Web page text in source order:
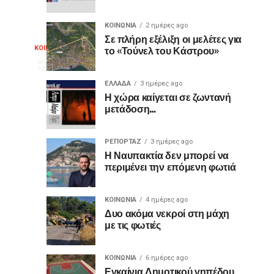
ΚΟΙΝΩΝΙΑ
9
ώρες
ago
Θερμό
χειροκρότημα
για
τον
«Ίωνα»
στο
Κάστρο
της
Με
μεγάλη
επιτυχία
πραγματοποιήθηκε
την
Τετάρτη,
Αυγούστου
2026,
στο
Κάστρο
της
Ναυπάκτου,
θεατρική
παράσταση «Ίων
του
Μπότσαρη
διακεκριμένος
κιθαριστής
Δημήτρης
Σουκαράς
Ναύπακτο
2026 ΚΟΙΝΩΝΙΑ 2 ημέρες ago
Σε πλήρη εξέλιξη οι μελέτες για
το «Τούνελ του Κάστρου»
ΕΛΛΑΔΑ 3 ημέρες ago
Η χώρα καίγεται σε ζωντανή
μετάδοση…
ΡΕΠΟΡΤΑΖ 3 ημέρες ago
Η Ναυπακτία δεν μπορεί να
περιμένει την επόμενη φωτιά
ΚΟΙΝΩΝΙΑ 4 ημέρες ago
Δυο ακόμα νεκροί στη μάχη
με τις φωτιές
ΚΟΙΝΩΝΙΑ 6 ημέρες ago
Εγκαίνια Δημοτικού γηπέδου